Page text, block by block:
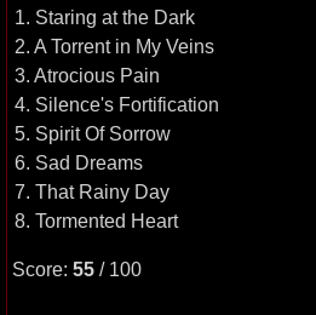
1. Staring at the Dark
2. A Torrent in My Veins
3. Atrocious Pain
4. Silence's Fortification
5. Spirit Of Sorrow
6. Sad Dreams
7. That Rainy Day
8. Tormented Heart
Score: 55 / 100